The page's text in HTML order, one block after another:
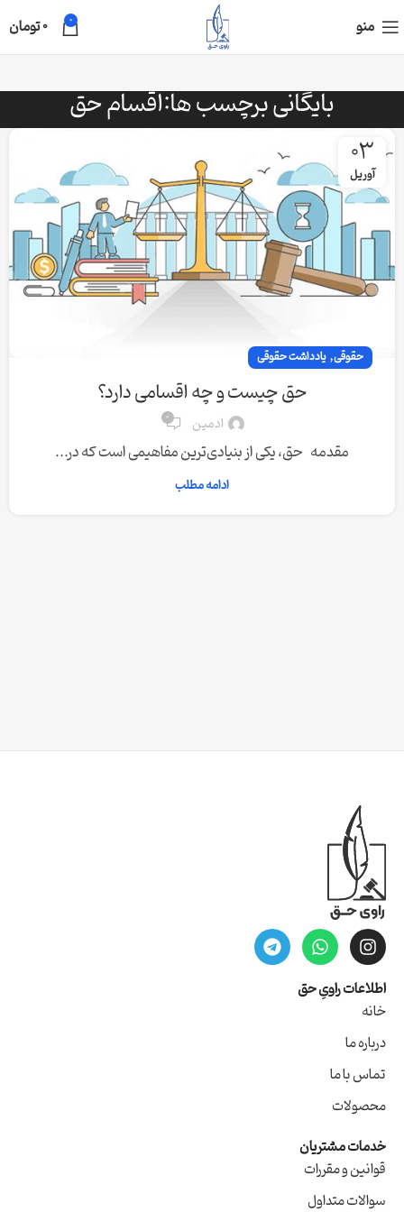
منو 0
0تومان
بایگانی برچسب ها:اقسام حق
03
آوریل
حقوقی, یادداشت حقوقی
حق چیست و چه اقسامی دارد؟
ادمین 0
مقدمه حق، یکی از بنیادی‌ترین مفاهیمی است که در...
ادامه مطلب
اطلاعات راویِ حق
خانه
درباره ما
تماس با ما
محصولات
خدمات مشتریان
قوانین و مقررات
سوالات متداول